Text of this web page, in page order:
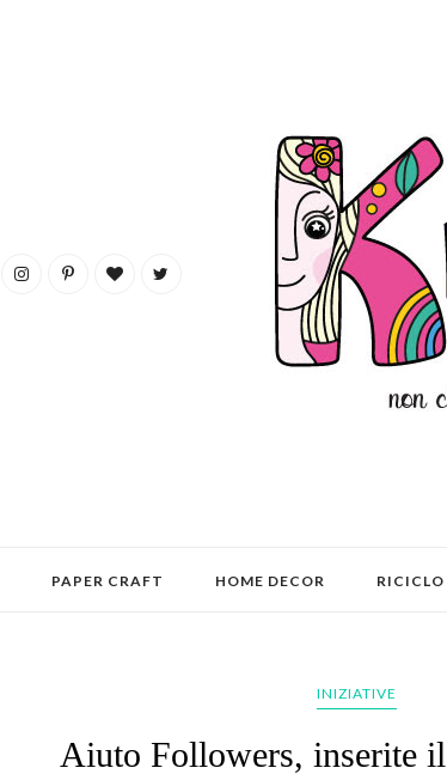
PAPER CRAFT HOME DECOR RICICLO
INIZIATIVE
Aiuto Followers, inserite